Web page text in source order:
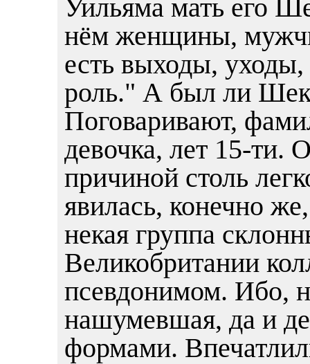
Уильяма мать его
нём женщины,
есть выходы,
роль." А был ли
Поговаривают,
девочка, лет 15-ти.
причиной столь
явилась, конечно
некая группа
Великобритании
псевдонимом. Ибо,
нашумевшая, да и
формами.